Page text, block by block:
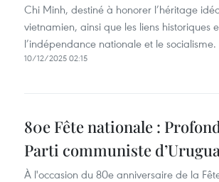
Chi Minh, destiné à honorer l’héritage
vietnamien, ainsi que les liens
l’indépendance nationale et le socialisme.
10/12/2025 02:15
80e Fête nationale :
Parti communiste
À l'occasion du 80e anniversaire de la